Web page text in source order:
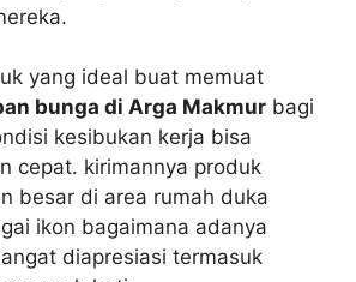
yang ideal buat memuat
bunga di Arga Makmur bagi
kesibukan kerja bisa
cepat. kirimannya produk
besar di area rumah duka
ikon bagaimana adanya
diapresiasi termasuk